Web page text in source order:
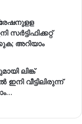
സര്‍ട്ടിഫിക്കറ്റ്
അറിയാം
ലിങ്ക്
വീട്ടിലിരുന്ന്